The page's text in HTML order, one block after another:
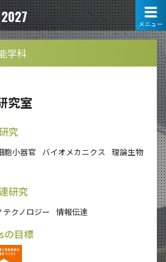
2027
学科
究室
究
胞小器官 バイオメカニクス 理論生物
研究
テクノロジー 情報伝達
の目標
メニュー